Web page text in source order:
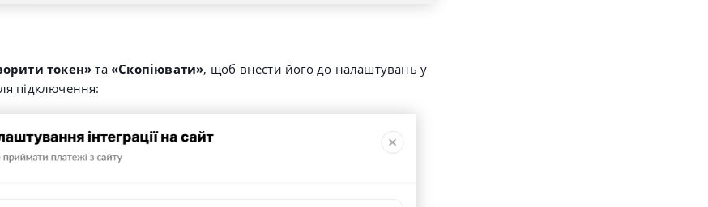
токен»та«Скопіювати», щоб внести його до налаштувань у
підключення: